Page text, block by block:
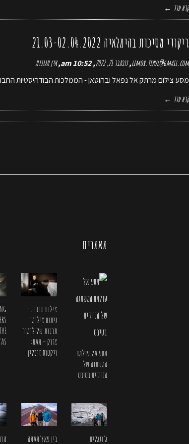
קרא עוד ←
ריקודי מסיכות בהימלאיה 21.03-02.04.2022
limor.tipul@gmail.com נובמבר 21, 2022 10:52 am אין תגובות
מסע צילום מרתק אל נפאל ובהוטאן - הממלכות הבודהיסטיות
קרא עוד ←
מאמרים
מסע אל עולמם
המשתנה של
הנוודים בטיבט
צילום תרבות –
ניתוח צילומי
תרבות של לימור
צדוק – מאת:
ויקטוס זיסלין
ג'ונגלים, בין פאצ'מאמה